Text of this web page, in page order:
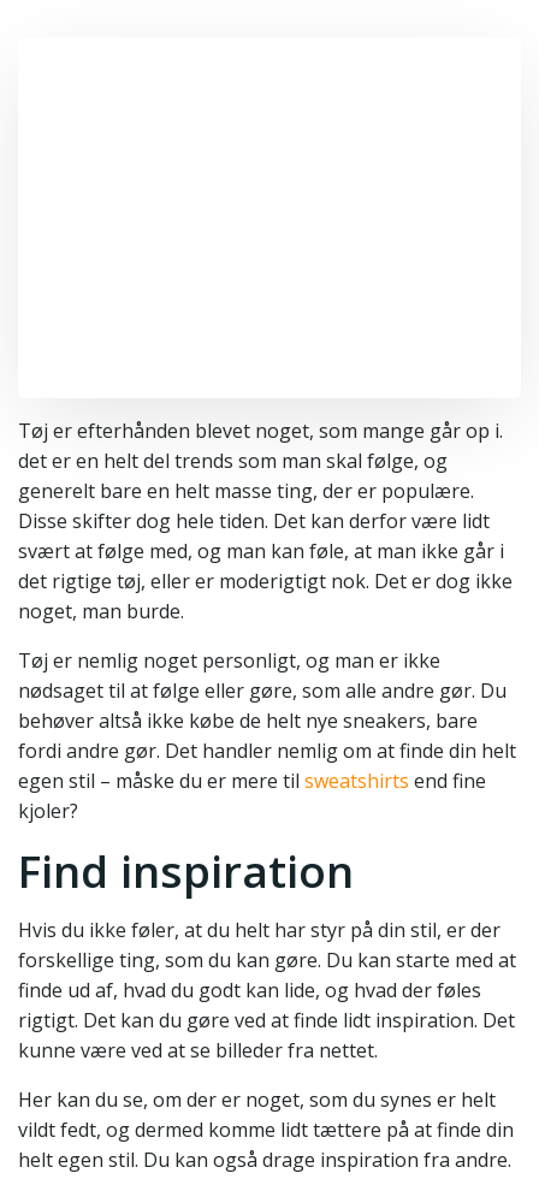
Tøj er efterhånden blevet noget, som mange går op i.
det er en helt del trends som man skal følge, og
generelt bare en helt masse ting, der er populære.
Disse skifter dog hele tiden. Det kan derfor være lidt
svært at følge med, og man kan føle, at man ikke går i
det rigtige tøj, eller er moderigtigt nok. Det er dog ikke
noget, man burde.
Tøj er nemlig noget personligt, og man er ikke
nødsaget til at følge eller gøre, som alle andre gør. Du
behøver altså ikke købe de helt nye sneakers, bare
fordi andre gør. Det handler nemlig om at finde din helt
egen stil – måske du er mere til sweatshirts end fine
kjoler?
Find inspiration
Hvis du ikke føler, at du helt har styr på din stil, er der
forskellige ting, som du kan gøre. Du kan starte med at
finde ud af, hvad du godt kan lide, og hvad der føles
rigtigt. Det kan du gøre ved at finde lidt inspiration. Det
kunne være ved at se billeder fra nettet.
Her kan du se, om der er noget, som du synes er helt
vildt fedt, og dermed komme lidt tættere på at finde din
helt egen stil. Du kan også drage inspiration fra andre.